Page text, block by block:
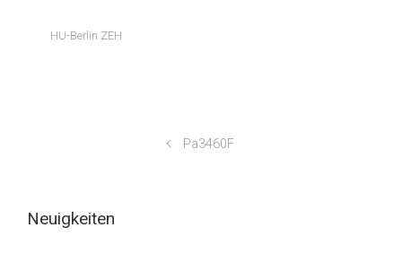
HU-Berlin ZEH
Pa3460F
Neuigkeiten